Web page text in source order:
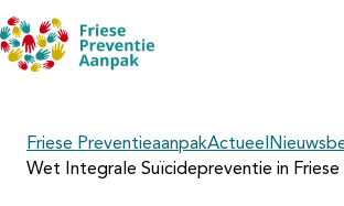
Friese PreventieaanpakActueel
Wet Integrale Suïcidepreventie in